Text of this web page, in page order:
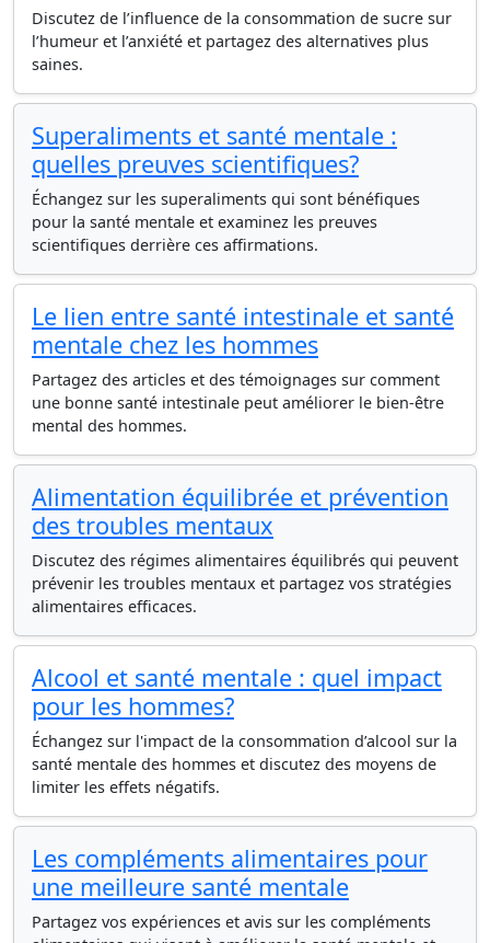
Discutez de l’influence de la consommation de sucre sur
l’humeur et l’anxiété et partagez des alternatives plus
saines.
Superaliments et santé mentale :
quelles preuves scientifiques?
Échangez sur les superaliments qui sont bénéfiques
pour la santé mentale et examinez les preuves
scientifiques derrière ces affirmations.
Le lien entre santé intestinale et santé
mentale chez les hommes
Partagez des articles et des témoignages sur comment
une bonne santé intestinale peut améliorer le bien-être
mental des hommes.
Alimentation équilibrée et prévention
des troubles mentaux
Discutez des régimes alimentaires équilibrés qui peuvent
prévenir les troubles mentaux et partagez vos stratégies
alimentaires efficaces.
Alcool et santé mentale : quel impact
pour les hommes?
Échangez sur l'impact de la consommation d’alcool sur la
santé mentale des hommes et discutez des moyens de
limiter les effets négatifs.
Les compléments alimentaires pour
une meilleure santé mentale
Partagez vos expériences et avis sur les compléments